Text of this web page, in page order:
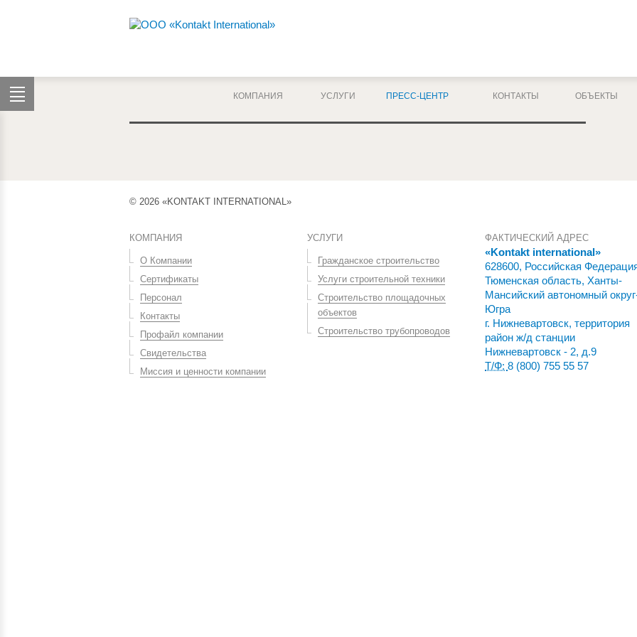
КОМПАНИЯ УСЛУГИ ПРЕСС-ЦЕНТР КОНТАКТЫ ОБЪЕКТЫ
© 2026 «KONTAKT INTERNATIONAL»
КОМПАНИЯ
О Компании
Сертификаты
Персонал
Контакты
Профайл компании
Свидетельства
Миссия и ценности компании
УСЛУГИ
Гражданское строительство
Услуги строительной техники
Строительство площадочных
объектов
Строительство трубопроводов
ФАКТИЧЕСКИЙ АДРЕС
«Kontakt international»
628600, Российская
Тюменская область, Ханты-
Мансийский автономный
Югра
г. Нижневартовск, территория
район ж/д станции
Нижневартовск - 2, д.9
Т/Ф: 8 (800) 755 55 57